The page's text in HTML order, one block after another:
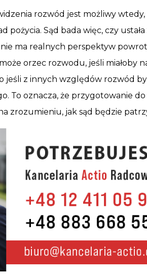
rozwód jest możliwy wtedy,
pożycia. Sąd bada więc, czy
ma realnych perspektyw
orzec rozwodu, jeśli miałoby
jeśli z innych względów rozwód
To oznacza, że przygotowanie
zrozumieniu, jak sąd będzie